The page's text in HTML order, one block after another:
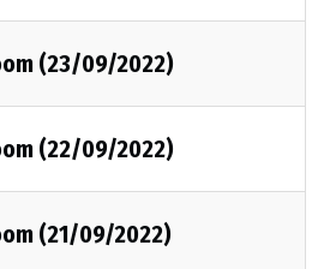
(23/09/2022)
(22/09/2022)
(21/09/2022)